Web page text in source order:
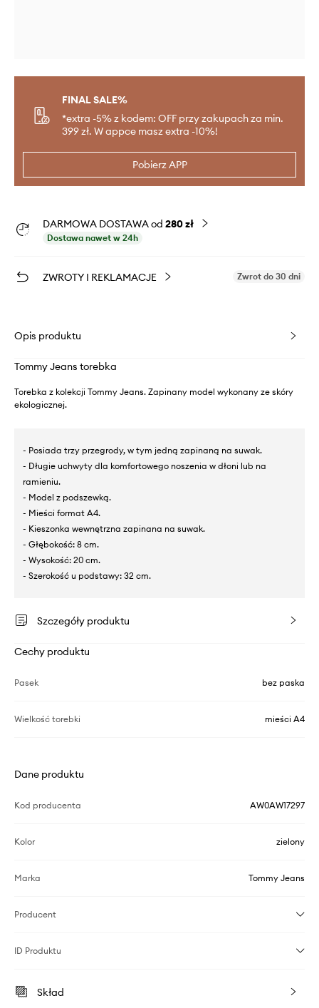
FINAL SALE%
*extra -5% z kodem: OFF przy zakupach za min.
399 zł. W appce masz extra -10%!
Pobierz APP
DARMOWA DOSTAWA od 280 zł
Dostawa nawet w 24h
ZWROTY I REKLAMACJE Zwrot do 30 dni
Opis produktu
Tommy Jeans torebka
Torebka z kolekcji Tommy Jeans. Zapinany model wykonany ze skóry
ekologicznej.
- Posiada trzy przegrody, w tym jedną zapinaną na suwak.
- Długie uchwyty dla komfortowego noszenia w dłoni lub na
ramieniu.
- Model z podszewką.
- Mieści format A4.
- Kieszonka wewnętrzna zapinana na suwak.
- Głębokość: 8 cm.
- Wysokość: 20 cm.
- Szerokość u podstawy: 32 cm.
Szczegóły produktu
Cechy produktu
Pasek bez paska
Wielkość torebki mieści A4
Dane produktu
Kod producenta AW0AW17297
Kolor zielony
Marka Tommy Jeans
Producent
ID Produktu
Skład